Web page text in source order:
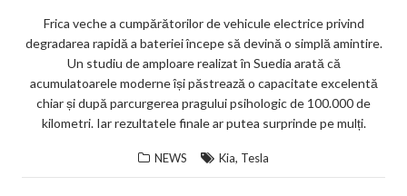
Frica veche a cumpărătorilor de vehicule electrice privind
degradarea rapidă a bateriei începe să devină o simplă amintire.
Un studiu de amploare realizat în Suedia arată că
acumulatoarele moderne își păstrează o capacitate excelentă
chiar și după parcurgerea pragului psihologic de 100.000 de
kilometri. Iar rezultatele finale ar putea surprinde pe mulți.
NEWS Kia, Tesla